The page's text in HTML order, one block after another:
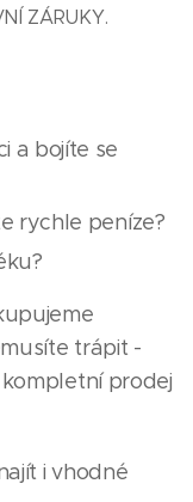
ZÁRUKY.
a bojíte se
rychle peníze?
trápit -
prodej
i vhodné